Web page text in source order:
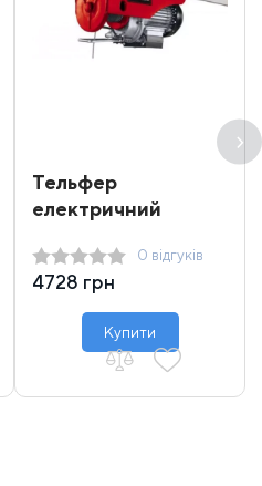
Тельфер
електричний
0 відгуків
4728 грн
Купити